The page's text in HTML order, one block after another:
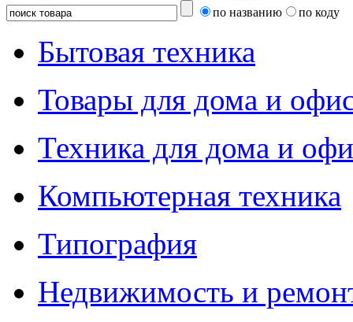
по названию по коду
Бытовая техника
Товары для дома и
Техника для дома и
Компьютерная техника
Типография
Недвижимость и